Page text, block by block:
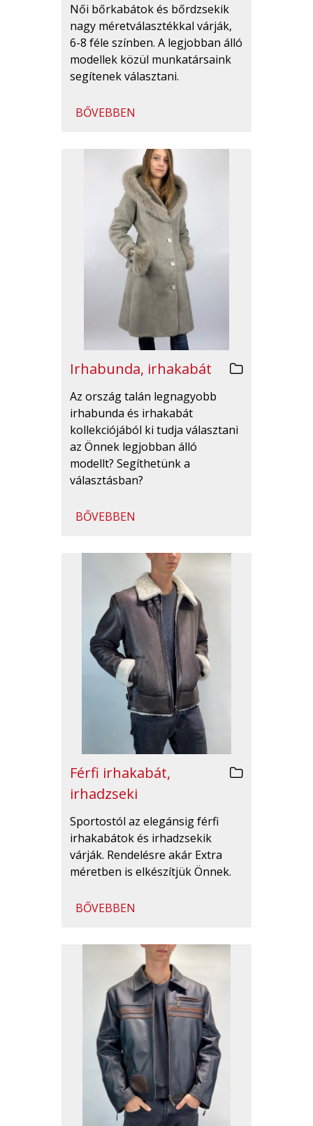
Női bőrkabátok és bőrdzsekik
nagy méretválasztékkal várják,
6-8 féle színben. A legjobban álló
modellek közül munkatársaink
segítenek választani.
BŐVEBBEN
Irhabunda, irhakabát
Az ország talán legnagyobb
irhabunda és irhakabát
kollekciójából ki tudja választani
az Önnek legjobban álló
modellt? Segíthetünk a
választásban?
BŐVEBBEN
Férfi irhakabát,
irhadzseki
Sportostól az elegánsig férfi
irhakabátok és irhadzsekik
várják. Rendelésre akár Extra
méretben is elkészítjük Önnek.
BŐVEBBEN